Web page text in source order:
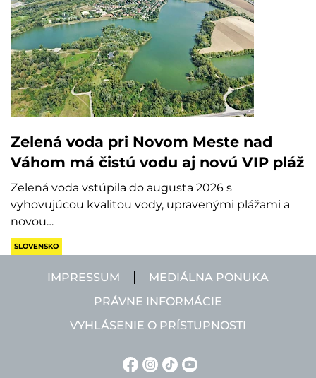
Zelená voda pri Novom Meste nad
Váhom má čistú vodu aj novú VIP pláž
Zelená voda vstúpila do augusta 2026 s
vyhovujúcou kvalitou vody, upravenými plážami a
novou…
SLOVENSKO
IMPRESSUM
MEDIÁLNA PONUKA
PRÁVNE INFORMÁCIE
VYHLÁSENIE O PRÍSTUPNOSTI